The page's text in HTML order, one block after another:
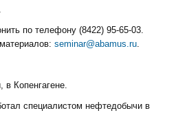
по телефону (8422) 95-65-03.
seminar@abamus.ru
Копенгагене.
специалистом нефтедобычи в